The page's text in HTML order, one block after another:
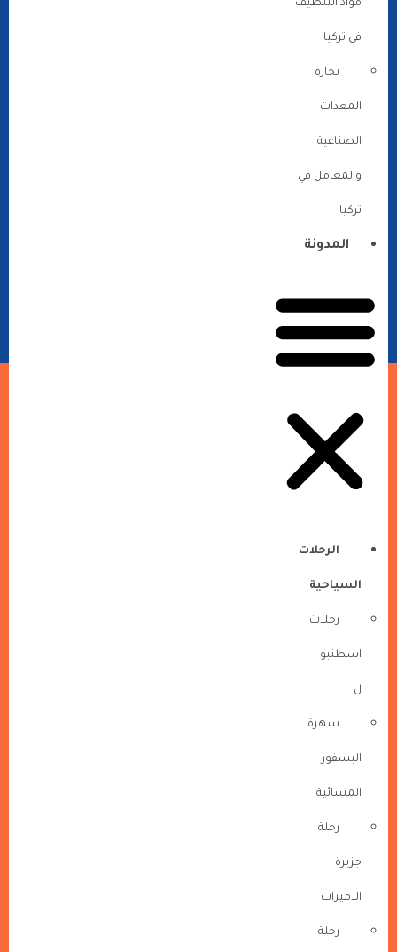
مواد التنظيف
في تركيا
تجارة
المعدات
الصناعية
والمعامل في
تركيا
المدونة
الرحلات
السياحية
رحلات
اسطنبو
ل
سهرة
البسفور
المسائية
رحلة
جزيرة
الاميرات
رحلة